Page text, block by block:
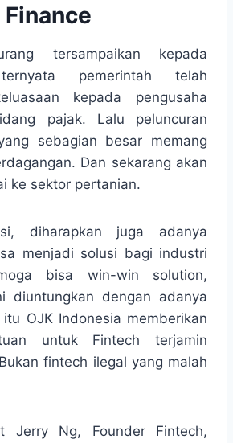
tersampaikan kepada
pemerintah telah
kepada pengusaha
pajak. Lalu peluncuran
sebagian besar memang
Dan sekarang akan
ke sektor pertanian.
diharapkan juga adanya
menjadi solusi bagi industri
bisa win-win solution,
diuntungkan dengan adanya
OJK Indonesia memberikan
untuk Fintech terjamin
fintech ilegal yang malah
Jerry Ng, Founder Fintech,